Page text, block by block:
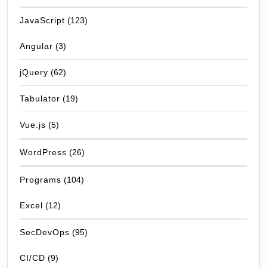
JavaScript (123)
Angular (3)
jQuery (62)
Tabulator (19)
Vue.js (5)
WordPress (26)
Programs (104)
Excel (12)
SecDevOps (95)
CI/CD (9)